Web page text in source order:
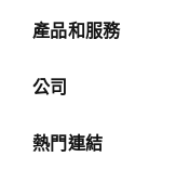
產品和服務
公司
熱門連結